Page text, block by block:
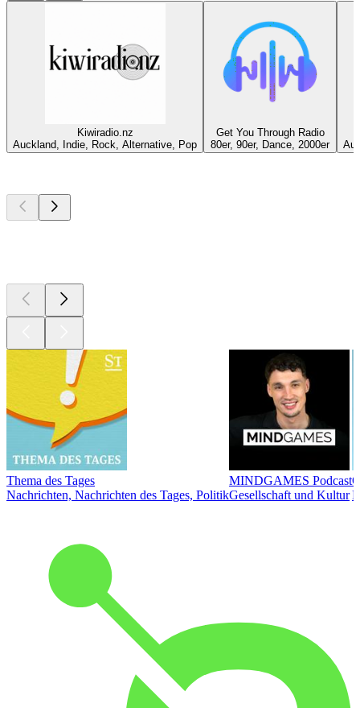
Kiwiradio.nz
Auckland, Indie, Rock, Alternative, Pop
Get You Through Radio
80er, 90er, Dance, 2000er
Thema des Tages
Nachrichten, Nachrichten des Tages, Politik
MINDGAMES Podcast
Gesellschaft und Kultur